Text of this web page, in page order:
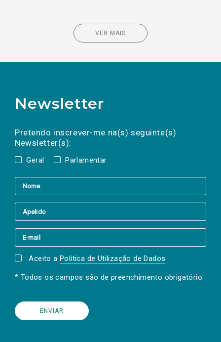
VER MAIS
Newsletter
Pretendo inscrever-me na(s) seguinte(s)
Newsletter(s):
Geral Parlamentar
a(s) newsletter(s).
mail
Aceito a Política de Utilização de Dados.
* Todos os campos são de preenchimento obrigatório.